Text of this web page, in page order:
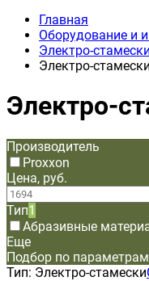
Главная
Оборудование и
Электро-стамески
Электро-стамески
Электро-
Производитель
Proxxon
Цена, руб.
Тип1
Абразивные
Еще
Подбор по параметрам
Тип: Электро-стамески